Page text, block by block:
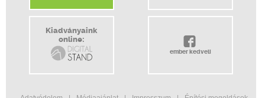
Kiadványaink
online:
ember kedveli